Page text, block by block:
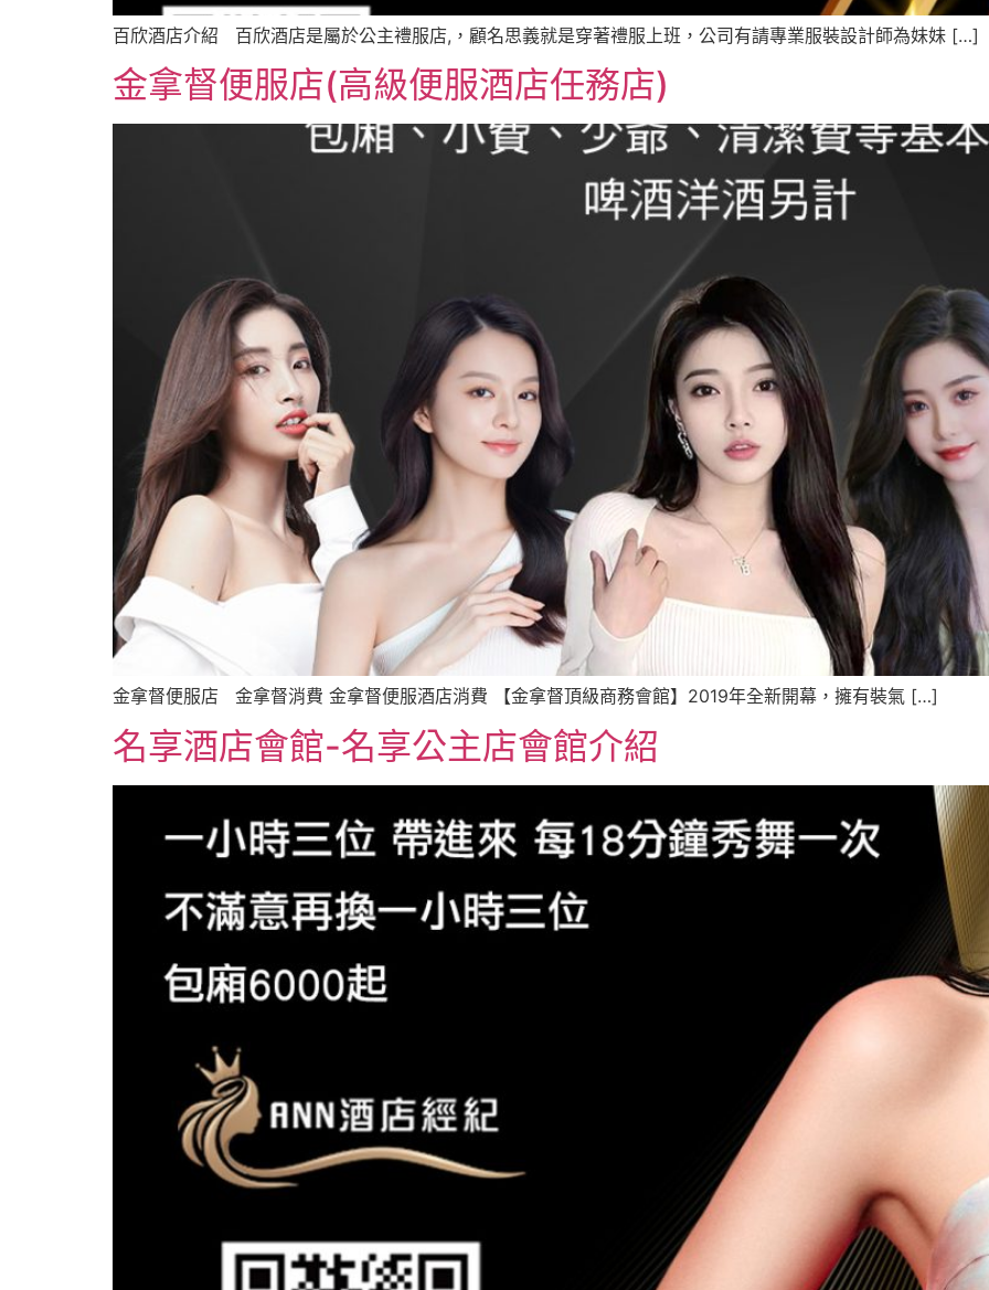
百欣酒店介紹 百欣酒店是屬於公主禮服店,，顧名思義就是穿著禮服上班，公司有請專業服裝設計師為妹妹 […]
金拿督便服店(高級便服酒店任務店)
金拿督便服店 金拿督消費 金拿督便服酒店消費 【金拿督頂級商務會館】2019年全新開幕，擁有裝氣 […]
名享酒店會館-名享公主店會館介紹